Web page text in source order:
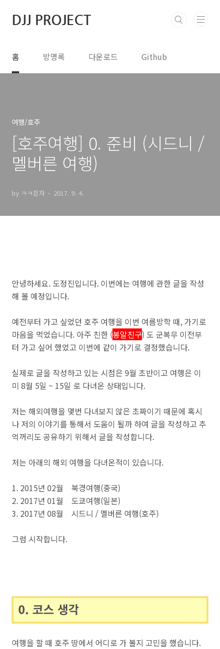
DJJ PROJECT
홈 방명록 다운로드 Github
여행/호주
[호주여행] 0. 준비 (시드니 /
멜버른 여행)
by ㅋㅋ잠자 2017. 9. 4.
안녕하세요. 도정진입니다. 이번에는 여행에 관한 글을 작성
해 볼 예정입니다.
예전부터 가고 싶었던 호주 여행을 이번 여름방학 때, 가기로
마음을 먹었습니다. 아주 친한 (봉알친구) 도 군복무 이전부
터 가고 싶어 했었고 이번에 같이 가기로 결정했습니다.
실제로 글을 작성하고 있는 시점은 9월 초반이고 여행은 이
미 8월 5일 ~ 15일 로 다녀온 상태입니다.
저는 해외여행을 몇번 다녀보지 않은 초짜이기 때문에 혹시
나 저의 이야기를 통해서 도움이 될까 하여 글을 작성하고 추
억꺼리도 공유하기 위해서 글을 작성합니다.
저는 아래의 해외 여행을 다녀온적이 있습니다.
1. 2015년 02월 북경여행(중국)
2. 2017년 01월 도쿄여행(일본)
3. 2017년 08월 시드니 / 멜버른 여행(호주)
그럼 시작합니다.
0. 코스 생각
여행을 할 때 호주 땅에서 어디로 가 볼지 고민을 했습니다.